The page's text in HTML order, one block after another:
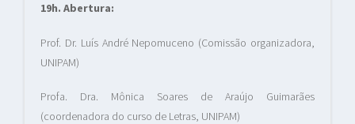
19h. Abertura:
Prof. Dr. Luís André Nepomuceno (Comissão organizadora,
UNIPAM)
Profa. Dra. Mônica Soares de Araújo Guimarães
(coordenadora do curso de Letras, UNIPAM)